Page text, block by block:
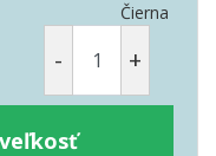
Čierna
- +